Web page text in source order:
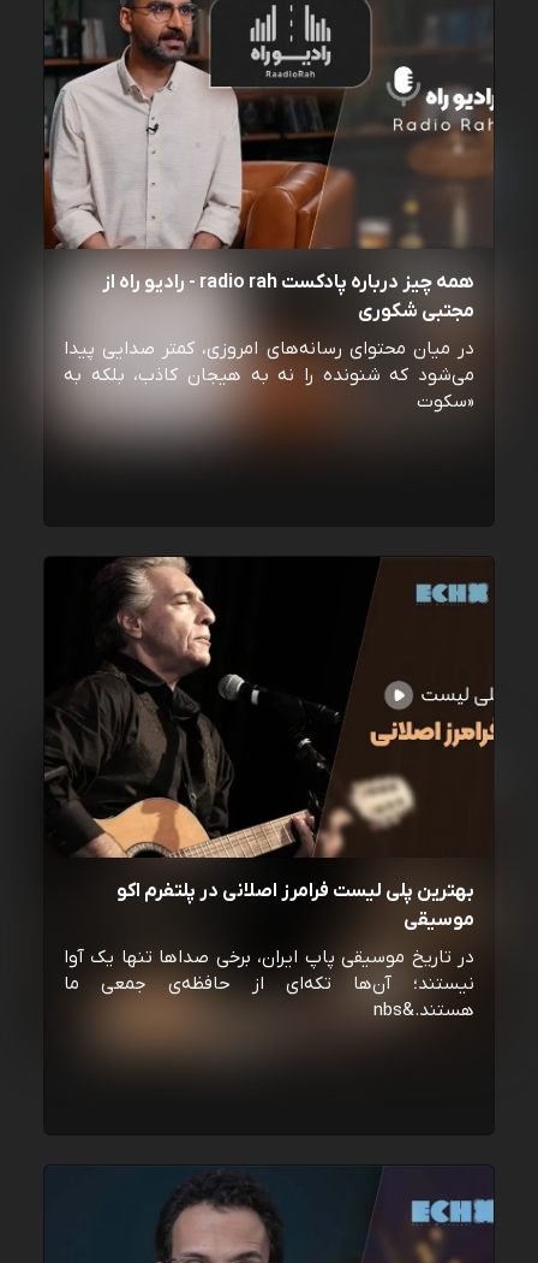
همه چیز درباره پادکست radio rah - رادیو راه از
مجتبی شکوری
در میان محتوای رسانه‌های امروزی، کمتر صدایی پیدا
می‌شود که شنونده را نه به هیجان کاذب، بلکه به
«سکوت
بهترین پلی لیست فرامرز اصلانی در پلتفرم اکو
موسیقی
در تاریخ موسیقی پاپ ایران، برخی صداها تنها یک آوا
نیستند؛ آن‌ها تکه‌ای از حافظه‌ی جمعی ما
هستند.&nbs